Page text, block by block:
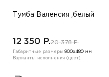
Тумба Валенсия ,белый
12 350 P.20 378 P.
Габаритные размеры:900х480 мм
Варианты исполнения (цвет):